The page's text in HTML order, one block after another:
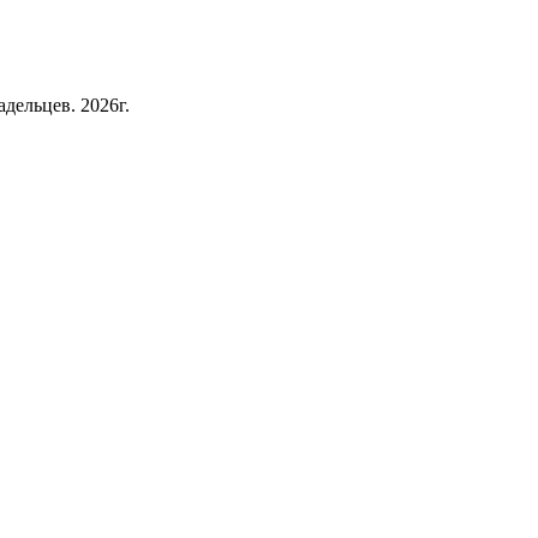
2026г.